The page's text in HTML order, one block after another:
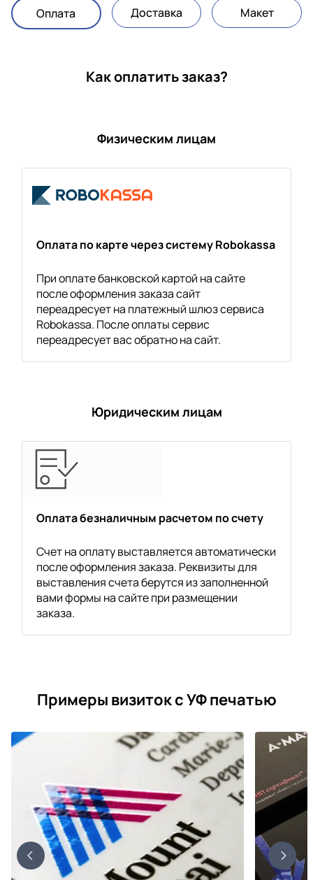
Оплата Доставка Макет
Как оплатить заказ?
Физическим лицам
Оплата по карте через систему Robokassa
При оплате банковской картой на сайте
после оформления заказа сайт
переадресует на платежный шлюз сервиса
Robokassa. После оплаты сервис
переадресует вас обратно на сайт.
Юридическим лицам
Оплата безналичным расчетом по счету
Счет на оплату выставляется автоматически
после оформления заказа. Реквизиты для
выставления счета берутся из заполненной
вами формы на сайте при размещении
заказа.
Примеры визиток с УФ печатью